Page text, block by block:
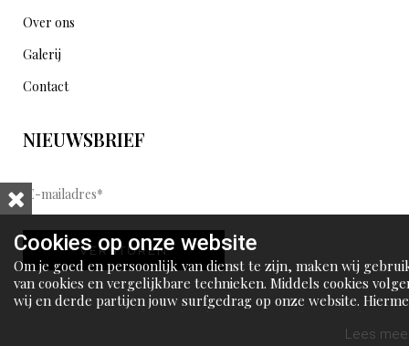
Over ons
Galerij
Contact
NIEUWSBRIEF
E
-
m
a
i
l
VERSTUREN
Cookies op onze website
Om je goed en persoonlijk van dienst te zijn, maken wij
van cookies en vergelijkbare technieken. Middels cookies
wij en derde partijen jouw surfgedrag op onze website.
Lees